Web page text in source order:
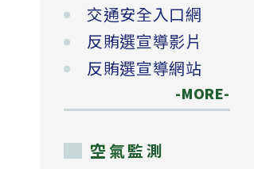
交通安全入口網
反賄選宣導影片
反賄選宣導網站
-MORE-
空氣監測